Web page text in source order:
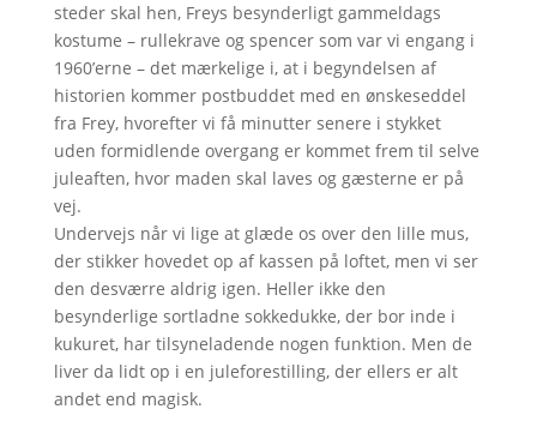
steder skal hen, Freys besynderligt gammeldags
kostume – rullekrave og spencer som var vi engang i
1960’erne – det mærkelige i, at i begyndelsen af
historien kommer postbuddet med en ønskeseddel
fra Frey, hvorefter vi få minutter senere i stykket
uden formidlende overgang er kommet frem til selve
juleaften, hvor maden skal laves og gæsterne er på
vej.
Undervejs når vi lige at glæde os over den lille mus,
der stikker hovedet op af kassen på loftet, men vi ser
den desværre aldrig igen. Heller ikke den
besynderlige sortladne sokkedukke, der bor inde i
kukuret, har tilsyneladende nogen funktion. Men de
liver da lidt op i en juleforestilling, der ellers er alt
andet end magisk.